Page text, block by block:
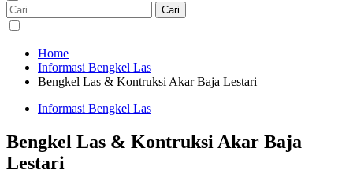
Cari
untuk:
Home
Informasi Bengkel Las
Bengkel Las & Kontruksi Akar Baja Lestari
Informasi Bengkel Las
Bengkel Las & Kontruksi Akar Baja
Lestari